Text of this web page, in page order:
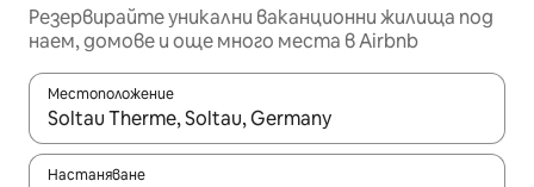
Резервирайте уникални ваканционни жилища под
наем, домове и още много места в Airbnb
Местоположение
Когато резултатите се покажат, използвайте
Настаняване